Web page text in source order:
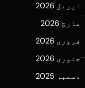
اپریل 2026
مارچ 2026
فروری 2026
جنوری 2026
دسمبر 2025